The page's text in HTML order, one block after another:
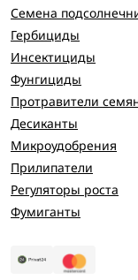
Семена
Гербициды
Инсектициды
Фунгициды
Протравители
Десиканты
Микроудобрения
Прилипатели
Регуляторы роста
Фумиганты